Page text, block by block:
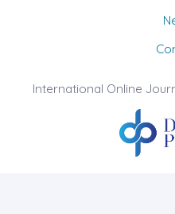
International Online